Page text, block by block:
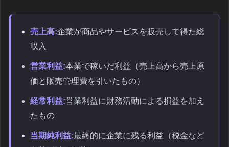
売上高:企業が商品やサービスを販売して得た総
収入
営業利益:本業で稼いだ利益（売上高から売上原
価と販売管理費を引いたもの）
経常利益:営業利益に財務活動による損益を加え
たもの
当期純利益:最終的に企業に残る利益（税金など